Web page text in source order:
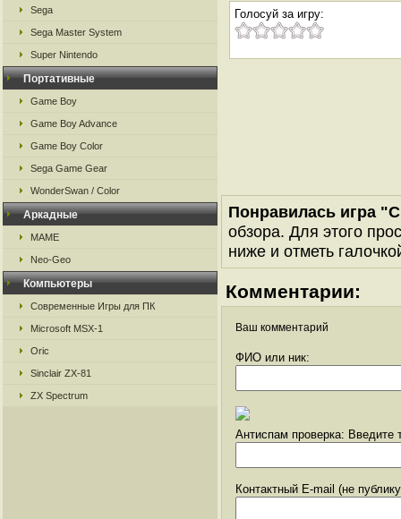
Sega
Sega Master System
Super Nintendo
Портативные
Game Boy
Game Boy Advance
Game Boy Color
Sega Game Gear
WonderSwan / Color
Аркадные
MAME
Neo-Geo
Компьютеры
Современные Игры для ПК
Microsoft MSX-1
Oric
Sinclair ZX-81
ZX Spectrum
Голосуй за игру:
Понравилась игра
обзора. Для этого
ниже и отметь
Комментарии:
Ваш комментарий
ФИО или ник:
Антиспам проверка: Введите
Контактный E-mail (не